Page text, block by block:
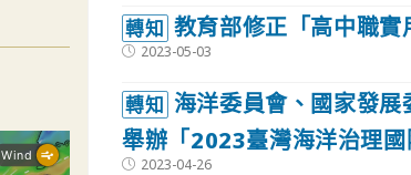
轉知 教育部修正「高中職實
Post2023-05-03
轉知 海洋委員會、國家發
舉辦「2023臺灣海洋治理國
Post2023-04-26